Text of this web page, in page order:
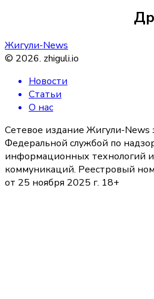
Жигули-News
© 2026. zhiguli.io
Новости
Статьи
О нас
Сетевое издание Жигули-News
Федеральной службой по
информационных технологий
коммуникаций. Реестровый
от 25 ноября 2025 г. 18+